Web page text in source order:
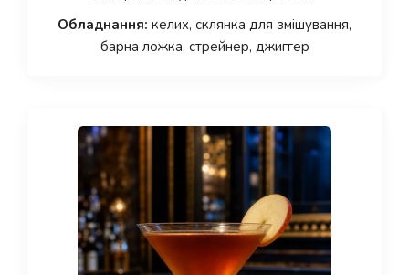
Обладнання: келих, склянка для змішування,
барна ложка, стрейнер, джиггер